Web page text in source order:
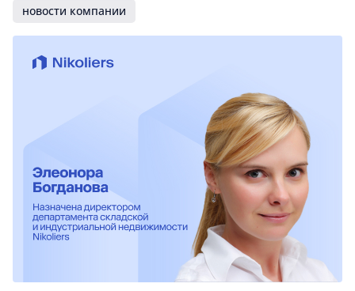
новости компании